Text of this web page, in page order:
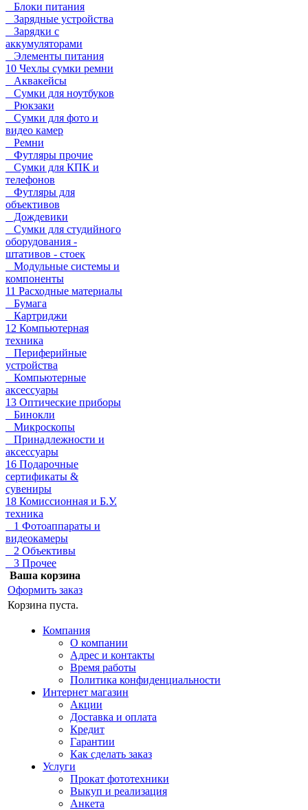
Блоки питания
Зарядные устройства
Зарядки с
аккумуляторами
Элементы питания
10 Чехлы сумки ремни
Аквакейсы
Сумки для ноутбуков
Рюкзаки
Сумки для фото и
видео камер
Ремни
Футляры прочие
Сумки для КПК и
телефонов
Футляры для
объективов
Дождевики
Сумки для студийного
оборудования -
штативов - стоек
Модульные системы и
компоненты
11 Расходные материалы
Бумага
Картриджи
12 Компьютерная
техника
Периферийные
устройства
Компьютерные
аксессуары
13 Оптические приборы
Бинокли
Микроскопы
Принадлежности и
аксессуары
16 Подарочные
сертификаты &
сувениры
18 Комиссионная и Б.У.
техника
1 Фотоаппараты и
видеокамеры
2 Объективы
3 Прочее
Ваша корзина
Оформить заказ
Корзина пуста.
Компания
О компании
Адрес и контакты
Время работы
Политика конфиденциальности
Интернет магазин
Акции
Доставка и оплата
Кредит
Гарантии
Как сделать заказ
Услуги
Прокат фототехники
Выкуп и реализация
Анкета